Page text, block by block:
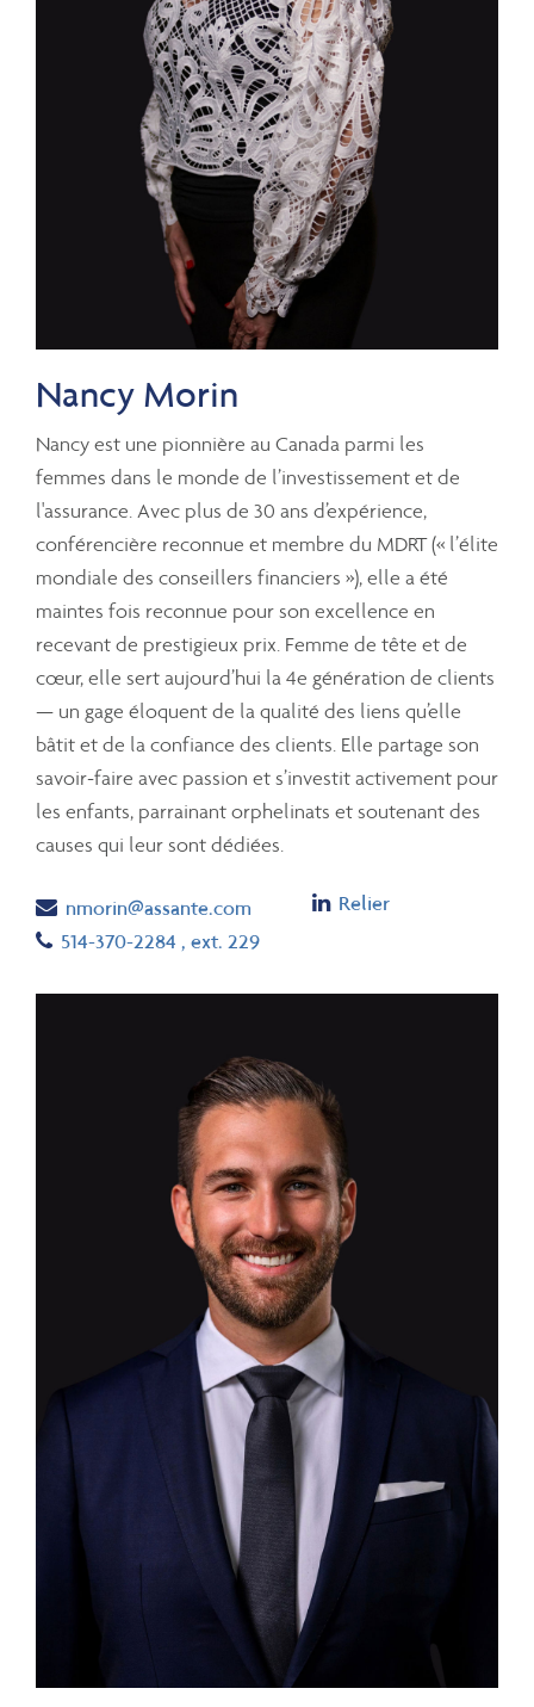
Nancy Morin
Nancy est une pionnière au Canada parmi les
femmes dans le monde de l’investissement et de
l'assurance. Avec plus de 30 ans d’expérience,
conférencière reconnue et membre du MDRT (« l’élite
mondiale des conseillers financiers »), elle a été
maintes fois reconnue pour son excellence en
recevant de prestigieux prix. Femme de tête et de
cœur, elle sert aujourd’hui la 4e génération de clients
— un gage éloquent de la qualité des liens qu’elle
bâtit et de la confiance des clients. Elle partage son
savoir-faire avec passion et s’investit activement pour
les enfants, parrainant orphelinats et soutenant des
causes qui leur sont dédiées.
Email
nmorin@assante.com
Telephone number
514-370-2284 , ext. 229
Linkedin
Relier